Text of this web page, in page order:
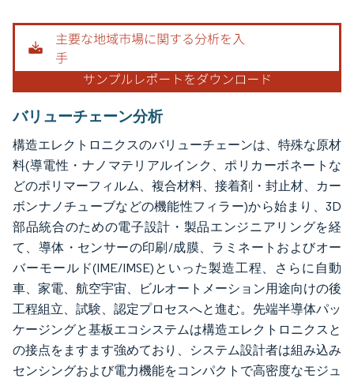
画像 © Mordor Intelligence。再利用にはCC BY 4.0の表示が必要です。
バリューチェーン分析
構造エレクトロニクスのバリューチェーンは、特殊な原材
料(導電性・ナノマテリアルインク、ポリカーボネートな
どのポリマーフィルム、複合材料、接着剤・封止材、カー
ボンナノチューブなどの機能性フィラー)から始まり、3D
部品統合のための電子設計・製品エンジニアリングを経
て、導体・センサーの印刷/成膜、ラミネートおよびオー
バーモールド(IME/IMSE)といった製造工程、さらに自動
車、家電、航空宇宙、ビルオートメーション用途向けの後
工程組立、試験、認定プロセスへと進む。先端半導体パッ
ケージングと基板エコシステムは構造エレクトロニクスと
の接点をますます強めており、システム設計者は組み込み
センシングおよび電力機能をコンパクトで高密度なモジュ